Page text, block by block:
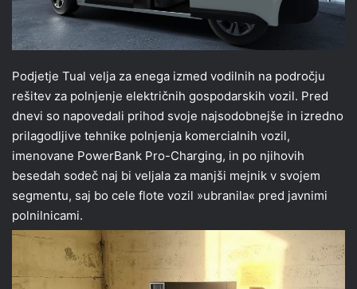
Podjetje Tual velja za enega izmed vodilnih na področju
rešitev za polnjenje električnih gospodarskih vozil. Pred
dnevi so napovedali prihod svoje najsodobnejše in izredno
prilagodljive tehnike polnjenja komercialnih vozil,
imenovane PowerBank Pro-Charging, in po njihovih
besedah sodeč naj bi veljala za manjši mejnik v svojem
segmentu, saj bo cele flote vozil »ubranila« pred javnimi
polnilnicami.